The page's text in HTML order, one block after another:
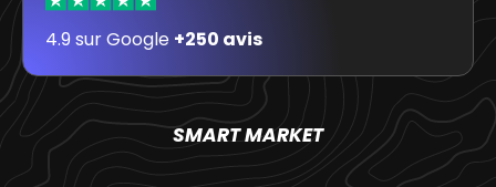
4.9 sur Google +250 avis
SMART MARKET